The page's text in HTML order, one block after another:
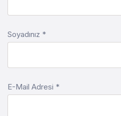
Soyadınız *
E-Mail Adresi *